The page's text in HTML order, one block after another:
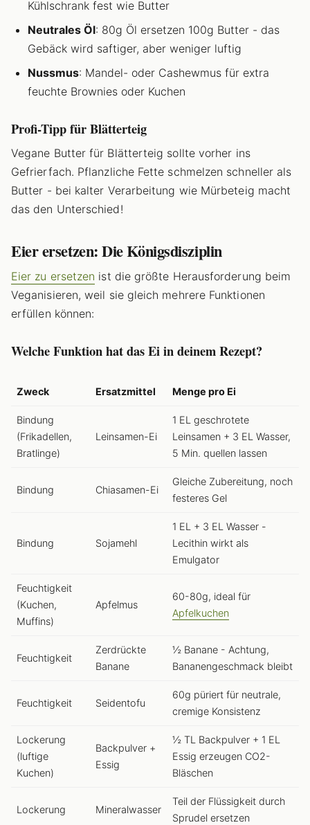
Kühlschrank fest wie Butter
Neutrales Öl: 80g Öl ersetzen 100g Butter - das
Gebäck wird saftiger, aber weniger luftig
Nussmus: Mandel- oder Cashewmus für extra
feuchte Brownies oder Kuchen
Profi-Tipp für Blätterteig
Vegane Butter für Blätterteig sollte vorher ins
Gefrierfach. Pflanzliche Fette schmelzen schneller als
Butter - bei kalter Verarbeitung wie Mürbeteig macht
das den Unterschied!
Eier ersetzen: Die Königsdisziplin
Eier zu ersetzen ist die größte Herausforderung beim
Veganisieren, weil sie gleich mehrere Funktionen
erfüllen können:
Welche Funktion hat das Ei in deinem Rezept?
Zweck Ersatzmittel Menge pro Ei
Bindung
(Frikadellen,
Bratlinge)
Leinsamen-Ei
1 EL geschrotete
Leinsamen + 3 EL Wasser,
5 Min. quellen lassen
Bindung Chiasamen-Ei
Gleiche Zubereitung, noch
festeres Gel
Bindung Sojamehl
1 EL + 3 EL Wasser -
Lecithin wirkt als
Emulgator
Feuchtigkeit
(Kuchen,
Muffins)
Apfelmus
60-80g, ideal für
Apfelkuchen
Feuchtigkeit
Zerdrückte
Banane
½ Banane - Achtung,
Bananengeschmack bleibt
Feuchtigkeit Seidentofu
60g püriert für neutrale,
cremige Konsistenz
Lockerung
(luftige
Kuchen)
Backpulver +
Essig
½ TL Backpulver + 1 EL
Essig erzeugen CO2-
Bläschen
Lockerung Mineralwasser
Teil der Flüssigkeit durch
Sprudel ersetzen